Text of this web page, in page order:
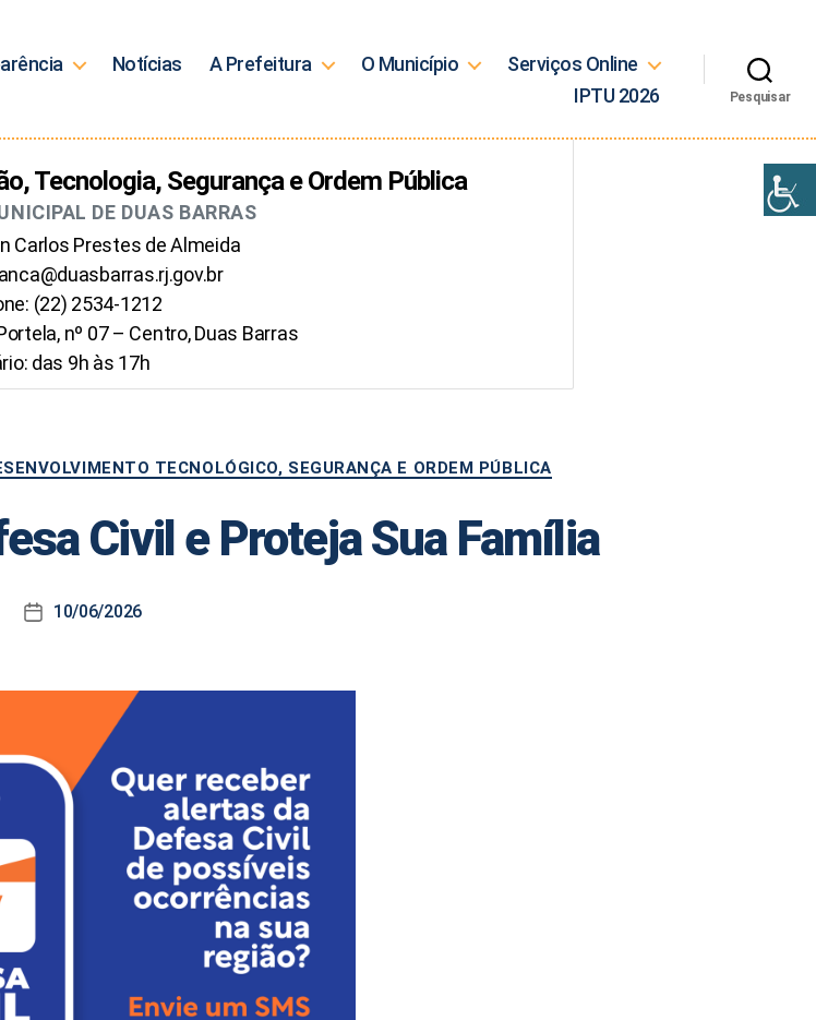
Notícias A Prefeitura O Município
Serviços Online
IPTU 2026
Pesquisar
Tecnologia, Segurança e Ordem Pública
DE DUAS BARRAS
Carlos Prestes de Almeida
(22) 2534-1212
nº 07 – Centro, Duas Barras
das 9h às 17h
CategoriasTECNOLÓGICO, SEGURANÇA E ORDEM PÚBLICA
Civil e Proteja Sua Família
Data10/06/2026